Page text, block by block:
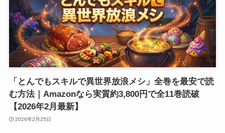
「とんでもスキルで異世界放浪メシ」全巻を最安で読
む方法｜Amazonなら実質約3,800円で全11巻読破
【2026年2月最新】
2026年2月25日